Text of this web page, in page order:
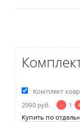
Комплект
2990 руб. - 1
Купить по